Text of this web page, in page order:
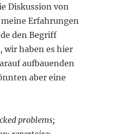
Diskussion von
Erfahrungen
den Begriff
wir haben es hier
aufbauenden
aber eine
problems;